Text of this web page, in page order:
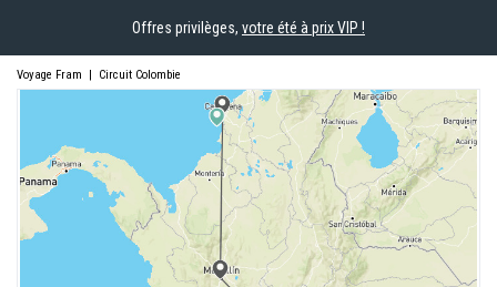
Offres privilèges, votre été à prix VIP !
Voyage Fram | Circuit Colombie